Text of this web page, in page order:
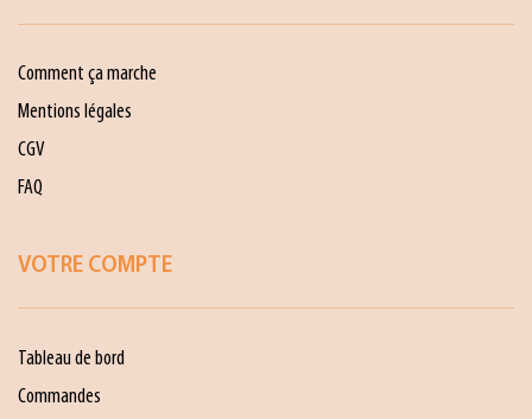
Comment ça marche
Mentions légales
CGV
FAQ
VOTRE COMPTE
Tableau de bord
Commandes